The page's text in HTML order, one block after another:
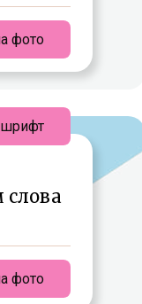
фото
слова
фото